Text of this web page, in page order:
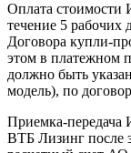
Оплата стоимости
течение 5 рабочих
Договора купли-
этом в платежном
должно быть
модель), по
Приемка-передача
ВТБ Лизинг после